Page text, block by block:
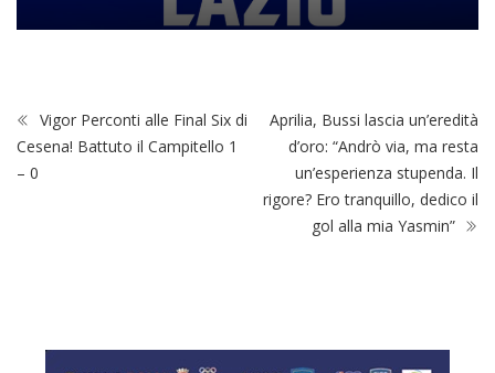
Vigor Perconti alle Final Six di
Cesena! Battuto il Campitello 1
– 0
Aprilia, Bussi lascia un’eredità
d’oro: “Andrò via, ma resta
un’esperienza stupenda. Il
rigore? Ero tranquillo, dedico il
gol alla mia Yasmin”